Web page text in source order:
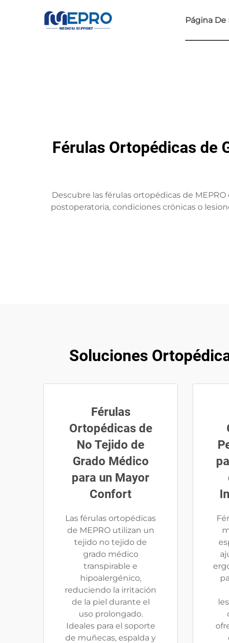
Página De
Férulas Ortopédicas de
Descubre las férulas ortopédicas de
postoperatoria, condiciones crónicas o
Soluciones
Férulas
Ortopédicas de
No Tejido de
Grado Médico
para un Mayor
Confort
Las férulas ortopédicas
de MEPRO utilizan un
tejido no tejido de
grado médico
transpirable e
hipoalergénico,
reduciendo la irritación
de la piel durante el
uso prolongado.
Ideales para el soporte
de muñecas, espalda y